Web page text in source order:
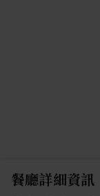
餐廳詳細資訊